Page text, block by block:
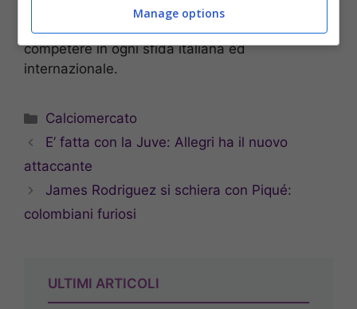
Stefano Pioli, che intende avere a
disposizione una rosa completa per poter
competere in ogni sfida italiana ed
internazionale.
Categorie
Calciomercato
E’ fatta con la Juve: Allegri ha il nuovo
attaccante
James Rodriguez si schiera con Piqué:
colombiani furiosi
ULTIMI ARTICOLI
Manage options